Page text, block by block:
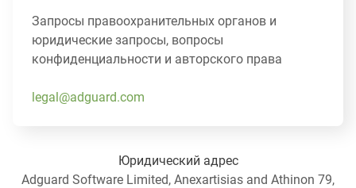
Запросы правоохранительных органов и
юридические запросы, вопросы
конфиденциальности и авторского права
legal@adguard.com
Юридический адрес
Adguard Software Limited, Anexartisias and Athinon 79,